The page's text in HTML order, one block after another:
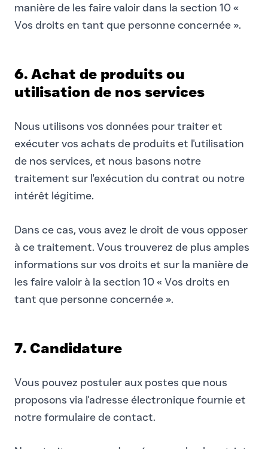
manière de les faire valoir dans la section 10 «
Vos droits en tant que personne concernée ».
6. Achat de produits ou
utilisation de nos services
Nous utilisons vos données pour traiter et
exécuter vos achats de produits et l'utilisation
de nos services, et nous basons notre
traitement sur l'exécution du contrat ou notre
intérêt légitime.
Dans ce cas, vous avez le droit de vous opposer
à ce traitement. Vous trouverez de plus amples
informations sur vos droits et sur la manière de
les faire valoir à la section 10 « Vos droits en
tant que personne concernée ».
7. Candidature
Vous pouvez postuler aux postes que nous
proposons via l'adresse électronique fournie et
notre formulaire de contact.